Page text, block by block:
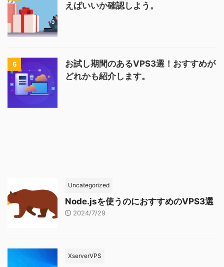
えばいいか確認しよう。
6
お試し期間のあるVPS3選！おすすめが
どれかも紹介します。
Uncategorized
Node.jsを使うのにおすすめのVPS3選
2024/7/29
XserverVPS